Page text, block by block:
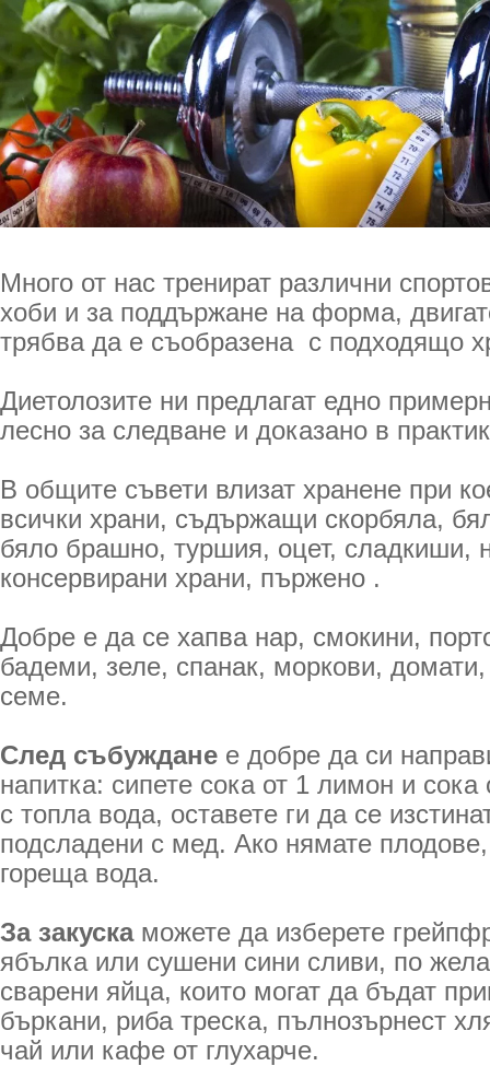
Много от нас тренират различни
хоби и за поддържане на форма,
трябва да е съобразена с подходящо
Диетолозите ни предлагат едно
лесно за следване и доказано в
В общите съвети влизат хранене при
всички храни, съдържащи скорбяла,
бяло брашно, туршия, оцет, сладкиши,
консервирани храни, пържено .
Добре е да се хапва нар, смокини,
бадеми, зеле, спанак, моркови,
семе.
След събуждане е добре да си
напитка: сипете сока от 1 лимон и сока
с топла вода, оставете ги да се
подсладени с мед. Ако нямате
гореща вода.
За закускаможете да изберете
ябълка или сушени сини сливи, по
сварени яйца, които могат да бъдат
бъркани, риба треска, пълнозърнест
чай или кафе от глухарче.